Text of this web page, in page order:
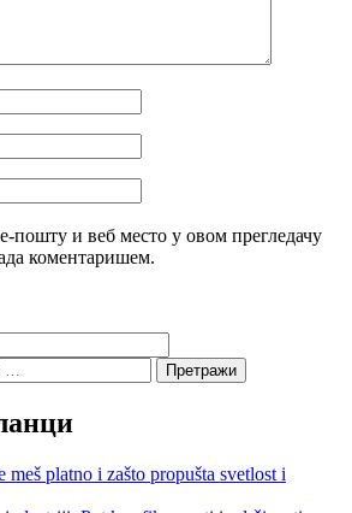
пошту и веб место у овом прегледачу
коментаришем.
platno i zašto propušta svetlost i